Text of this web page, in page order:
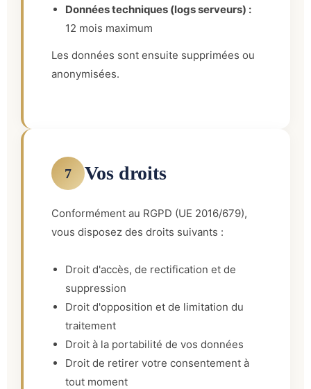
Données techniques (logs serveurs) :
12 mois maximum
Les données sont ensuite supprimées ou
anonymisées.
7 Vos droits
Conformément au RGPD (UE 2016/679),
vous disposez des droits suivants :
Droit d'accès, de rectification et de
suppression
Droit d'opposition et de limitation du
traitement
Droit à la portabilité de vos données
Droit de retirer votre consentement à
tout moment